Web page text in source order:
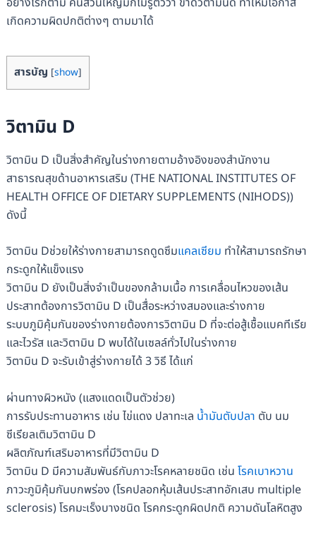
เกิดความผิดปกติต่างๆ ตามมาได้
สารบัญ [show]
วิตามิน D
วิตามิน D เป็นสิ่งสำคัญในร่างกายตามอ้างอิงของสำนักงาน
สาธารณสุขด้านอาหารเสริม (THE NATIONAL INSTITUTES OF
HEALTH OFFICE OF DIETARY SUPPLEMENTS (NIHODS))
ดังนี้
วิตามิน Dช่วยให้ร่างกายสามารถดูดซึมแคลเซียม ทำให้สามารถรักษา
กระดูกให้แข็งแรง
วิตามิน D ยังเป็นสิ่งจำเป็นของกล้ามเนื้อ การเคลื่อนไหวของเส้น
ประสาทต้องการวิตามิน D เป็นสื่อระหว่างสมองและร่างกาย
ระบบภูมิคุ้มกันของร่างกายต้องการวิตามิน D ที่จะต่อสู้เชื้อแบคทีเรีย
และไวรัส และวิตามิน D พบได้ในเซลล์ทั่วไปในร่างกาย
วิตามิน D จะรับเข้าสู่ร่างกายได้ 3 วิธี ได้แก่
ผ่านทางผิวหนัง (แสงแดดเป็นตัวช่วย)
การรับประทานอาหาร เช่น ไข่แดง ปลาทะเล น้ำมันตับปลา ตับ นม
ซีเรียลเติมวิตามิน D
ผลิตภัณฑ์เสริมอาหารที่มีวิตามิน D
วิตามิน D มีความสัมพันธ์กับภาวะโรคหลายชนิด เช่น โรคเบาหวาน
ภาวะภูมิคุ้มกันบกพร่อง (โรคปลอกหุ้มเส้นประสาทอักเสบ multiple
sclerosis) โรคมะเร็งบางชนิด โรคกระดูกผิดปกติ ความดันโลหิตสูง